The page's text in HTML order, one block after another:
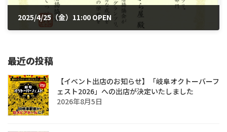
2025/4/25（金）11:00 OPEN
最近の投稿
【イベント出店のお知らせ】「岐阜オクトーバーフ
ェスト2026」への出店が決定いたしました
2026年8月5日